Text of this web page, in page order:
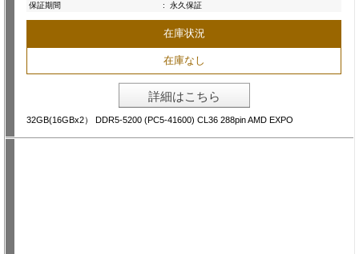
保証期間
: 永久保証
在庫状況
在庫なし
詳細はこちら
32GB(16GBx2） DDR5-5200 (PC5-41600) CL36 288pin AMD EXPO